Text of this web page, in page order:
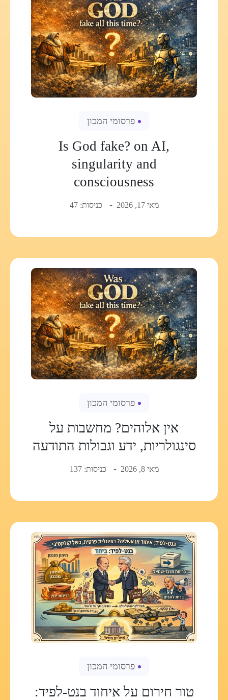
פרסומי המכון
Is God fake? on AI,
singularity and
consciousness
מאי 17, 2026 כניסות: 47
פרסומי המכון
אין אלוהים? מחשבות על
סינגולריות, ידע וגבולות התודעה
מאי 8, 2026 כניסות: 137
פרסומי המכון
טור חירום על איחוד בנט-לפיד: